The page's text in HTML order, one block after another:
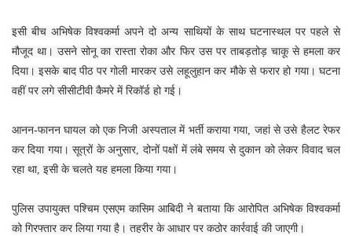
इसी बीच अभिषेक विश्वकर्मा अपने दो अन्य साथियों के साथ घटनास्थल पर पहले से
मौजूद था। उसने सोनू का रास्ता रोका और फिर उस पर ताबड़तोड़ चाकू से हमला कर
दिया। इसके बाद पीठ पर गोली मारकर उसे लहूलुहान कर मौके से फरार हो गया। घटना
वहीं पर लगे सीसीटीवी कैमरे में रिकॉर्ड हो गई।
आनन-फानन घायल को एक निजी अस्पताल में भर्ती कराया गया, जहां से उसे हैलट रेफर
कर दिया गया। सूत्रों के अनुसार, दोनों पक्षों में लंबे समय से दुकान को लेकर विवाद चल
रहा था, इसी के चलते यह हमला किया गया।
पुलिस उपायुक्त पश्चिम एसएम कासिम आबिदी ने बताया कि आरोपित अभिषेक विश्वकर्मा
को गिरफ्तार कर लिया गया है। तहरीर के आधार पर कठोर कार्रवाई की जाएगी।